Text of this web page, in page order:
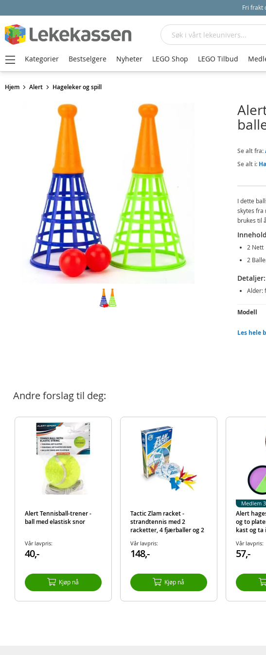
Fri frakt
Hjem Alert Hageleker og spill
Se alt fra:
Se alt i:
I dette
skytes fra
brukes til
2 Nett
2
Detaljer:
Alder:
Modell
EAN
Les hele
Andre forslag til deg:
Alert Tennisball-trener -
ball med elastisk snor
Vår lavpris:
40,-
Kjøp nå
Tactic Zlam racket -
strandtennis med 2
racketter, 4 fjærballer og 2
Vår lavpris:
148,-
Kjøp nå
Alert
og to
kast og ta
Vår lavpris:
57,-
Medlem
Søk
Kategorier Bestselgere Nyheter LEGO Shop LEGO Tilbud